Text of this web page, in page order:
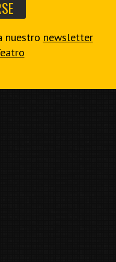
nuestro newsletter